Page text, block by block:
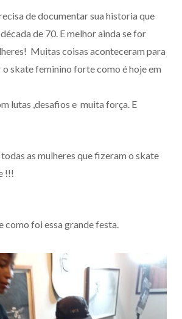
de documentar sua historia que
de 70. E melhor ainda se for
Muitas coisas aconteceram para
skate feminino forte como é hoje em
lutas ,desafios e muita força. E
as mulheres que fizeram o skate
!!!
como foi essa grande festa.